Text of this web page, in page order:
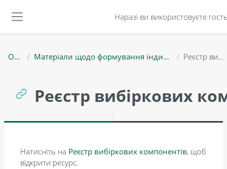
Наразі ви використовуєте
ОППМБМ Матеріали щодо формування індивідуальної освітньої траєкторії здобувачів вищої освіти Реєстр вибіркових компонентів
Реєстр вибіркових
Натисніть на Реєстр вибіркових компонентів, щоб
відкрити ресурс.